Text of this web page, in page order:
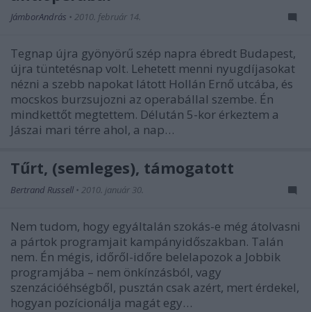
JámborAndrás • 2010. február 14.
Tegnap újra gyönyörű szép napra ébredt Budapest,
újra tüntetésnap volt. Lehetett menni nyugdíjasokat
nézni a szebb napokat látott Hollán Ernő utcába, és
mocskos burzsujozni az operabállal szembe. Én
mindkettőt megtettem. Délután 5-kor érkeztem a
Jászai mari térre ahol, a nap…
Tűrt, (semleges), támogatott
Bertrand Russell • 2010. január 30.
Nem tudom, hogy egyáltalán szokás-e még átolvasni
a pártok programjait kampányidőszakban. Talán
nem. Én mégis, időről-időre belelapozok a Jobbik
programjába – nem önkínzásból, vagy
szenzációéhségből, pusztán csak azért, mert érdekel,
hogyan pozícionálja magát egy…